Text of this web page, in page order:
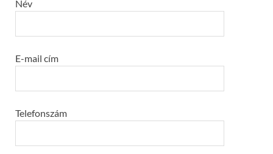
Név
E-mail cím
Telefonszám